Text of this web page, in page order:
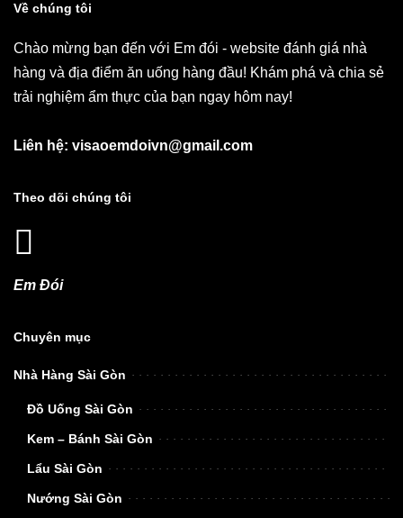
Về chúng tôi
Chào mừng bạn đến với Em đói - website đánh giá nhà
hàng và địa điểm ăn uống hàng đầu! Khám phá và chia sẻ
trải nghiệm ẩm thực của bạn ngay hôm nay!
Liên hệ: visaoemdoivn@gmail.com
Theo dõi chúng tôi
Em Đói
Chuyên mục
Nhà Hàng Sài Gòn
Đồ Uống Sài Gòn
Kem – Bánh Sài Gòn
Lẩu Sài Gòn
Nướng Sài Gòn